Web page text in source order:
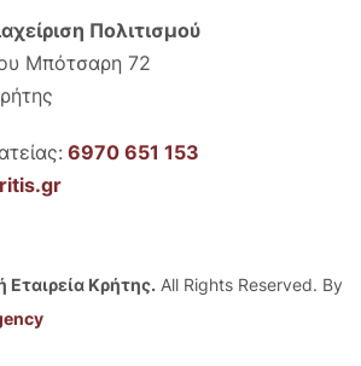
Πολιτισμού
Μπότσαρη 72
6970 651 153
Εταιρεία Κρήτης. All Rights Reserved. By